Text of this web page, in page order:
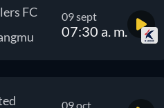
FC
09 sept
07:30 a. m.
09 oct